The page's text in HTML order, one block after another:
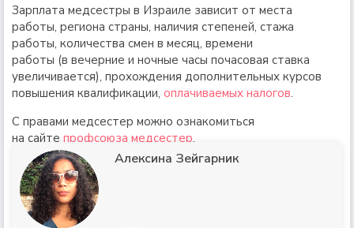
Зарплата медсестры в Израиле зависит от места
работы, региона страны, наличия степеней, стажа
работы, количества смен в месяц, времени
работы (в вечерние и ночные часы почасовая ставка
увеличивается), прохождения дополнительных курсов
повышения квалификации, оплачиваемых налогов.
С правами медсестер можно ознакомиться
на сайте профсоюза медсестер.
Алексина Зейгарник